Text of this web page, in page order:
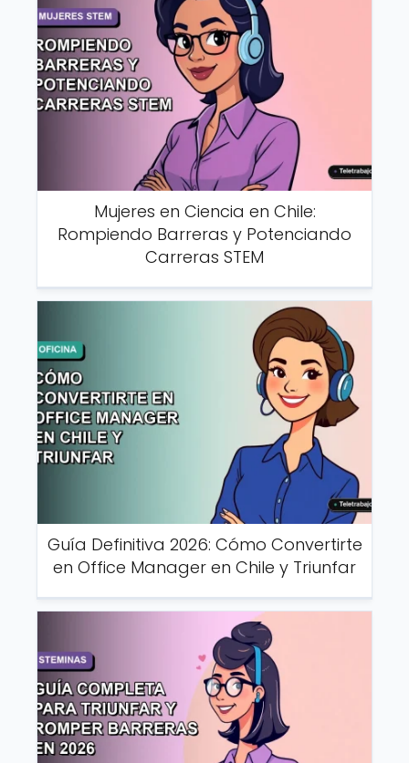
Mujeres en Ciencia en Chile:
Rompiendo Barreras y Potenciando
Carreras STEM
Guía Definitiva 2026: Cómo Convertirte
en Office Manager en Chile y Triunfar